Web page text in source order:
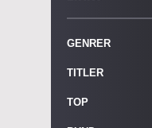
GENRER
TITLER
TOP